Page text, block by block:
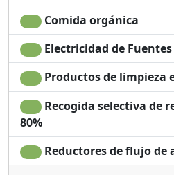
Comida orgánica
Electricidad de Fuentes
Productos de limpieza
Recogida selectiva de
80%
Reductores de flujo de